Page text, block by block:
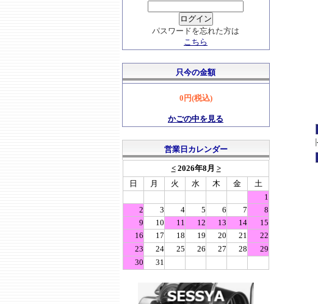
パスワードを忘れた方は
こちら
只今の金額
0円(税込)
かごの中を見る
営業日カレンダー